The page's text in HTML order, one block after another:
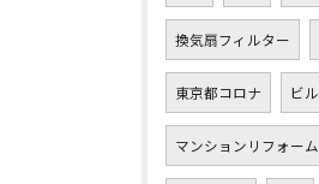
換気扇フィルター
東京都コロナ ビ
マンションリフォーム